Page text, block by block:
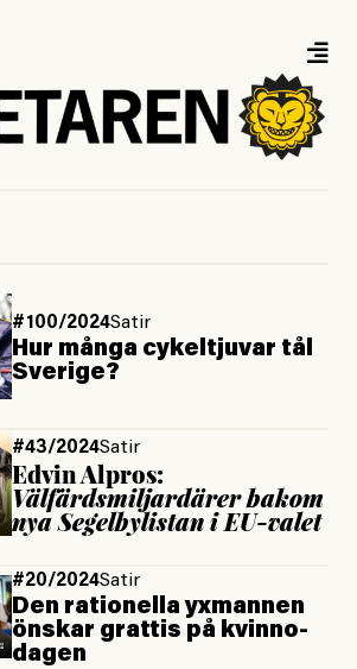
#100/2024Satir
Hur många cykeltjuvar tål
Sverige?
#43/2024Satir
Edvin Alpros:
Välfärdsmiljardärer bakom
nya Segelbylistan i EU-valet
#20/2024Satir
Den rationella yxmannen
önskar grattis på kvinno­
dagen